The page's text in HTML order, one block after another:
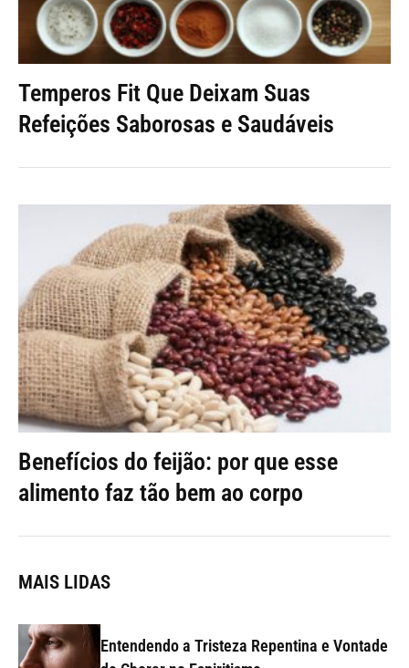
Temperos Fit Que Deixam Suas
Refeições Saborosas e Saudáveis
Benefícios do feijão: por que esse
alimento faz tão bem ao corpo
MAIS LIDAS
Entendendo a Tristeza Repentina e Vontade